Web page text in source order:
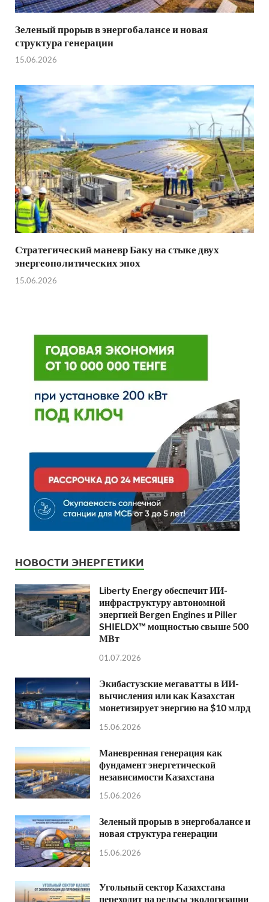
Зеленый прорыв в энергобалансе и новая
структура генерации
15.06.2026
Стратегический маневр Баку на стыке двух
энергеополитических эпох
15.06.2026
НОВОСТИ ЭНЕРГЕТИКИ
Liberty Energy обеспечит ИИ-
инфраструктуру автономной
энергией Bergen Engines и Piller
SHIELDX™ мощностью свыше 500
МВт
01.07.2026
Экибастузские мегаватты в ИИ-
вычисления или как Казахстан
монетизирует энергию на $10 млрд
15.06.2026
Маневренная генерация как
фундамент энергетической
независимости Казахстана
15.06.2026
Зеленый прорыв в энергобалансе и
новая структура генерации
15.06.2026
Угольный сектор Казахстана
переходит на рельсы экологизации